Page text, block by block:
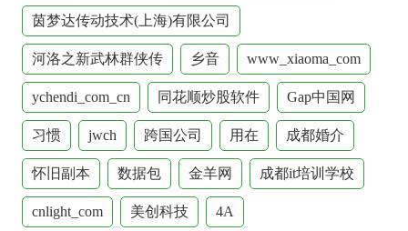
茵梦达传动技术(上海)有限公司
河洛之新武林群侠传 乡音 www_xiaoma_com
ychendi_com_cn 同花顺炒股软件 Gap中国网
习惯 jwch 跨国公司 用在 成都婚介
怀旧副本 数据包 金羊网 成都it培训学校
cnlight_com 美创科技 4A